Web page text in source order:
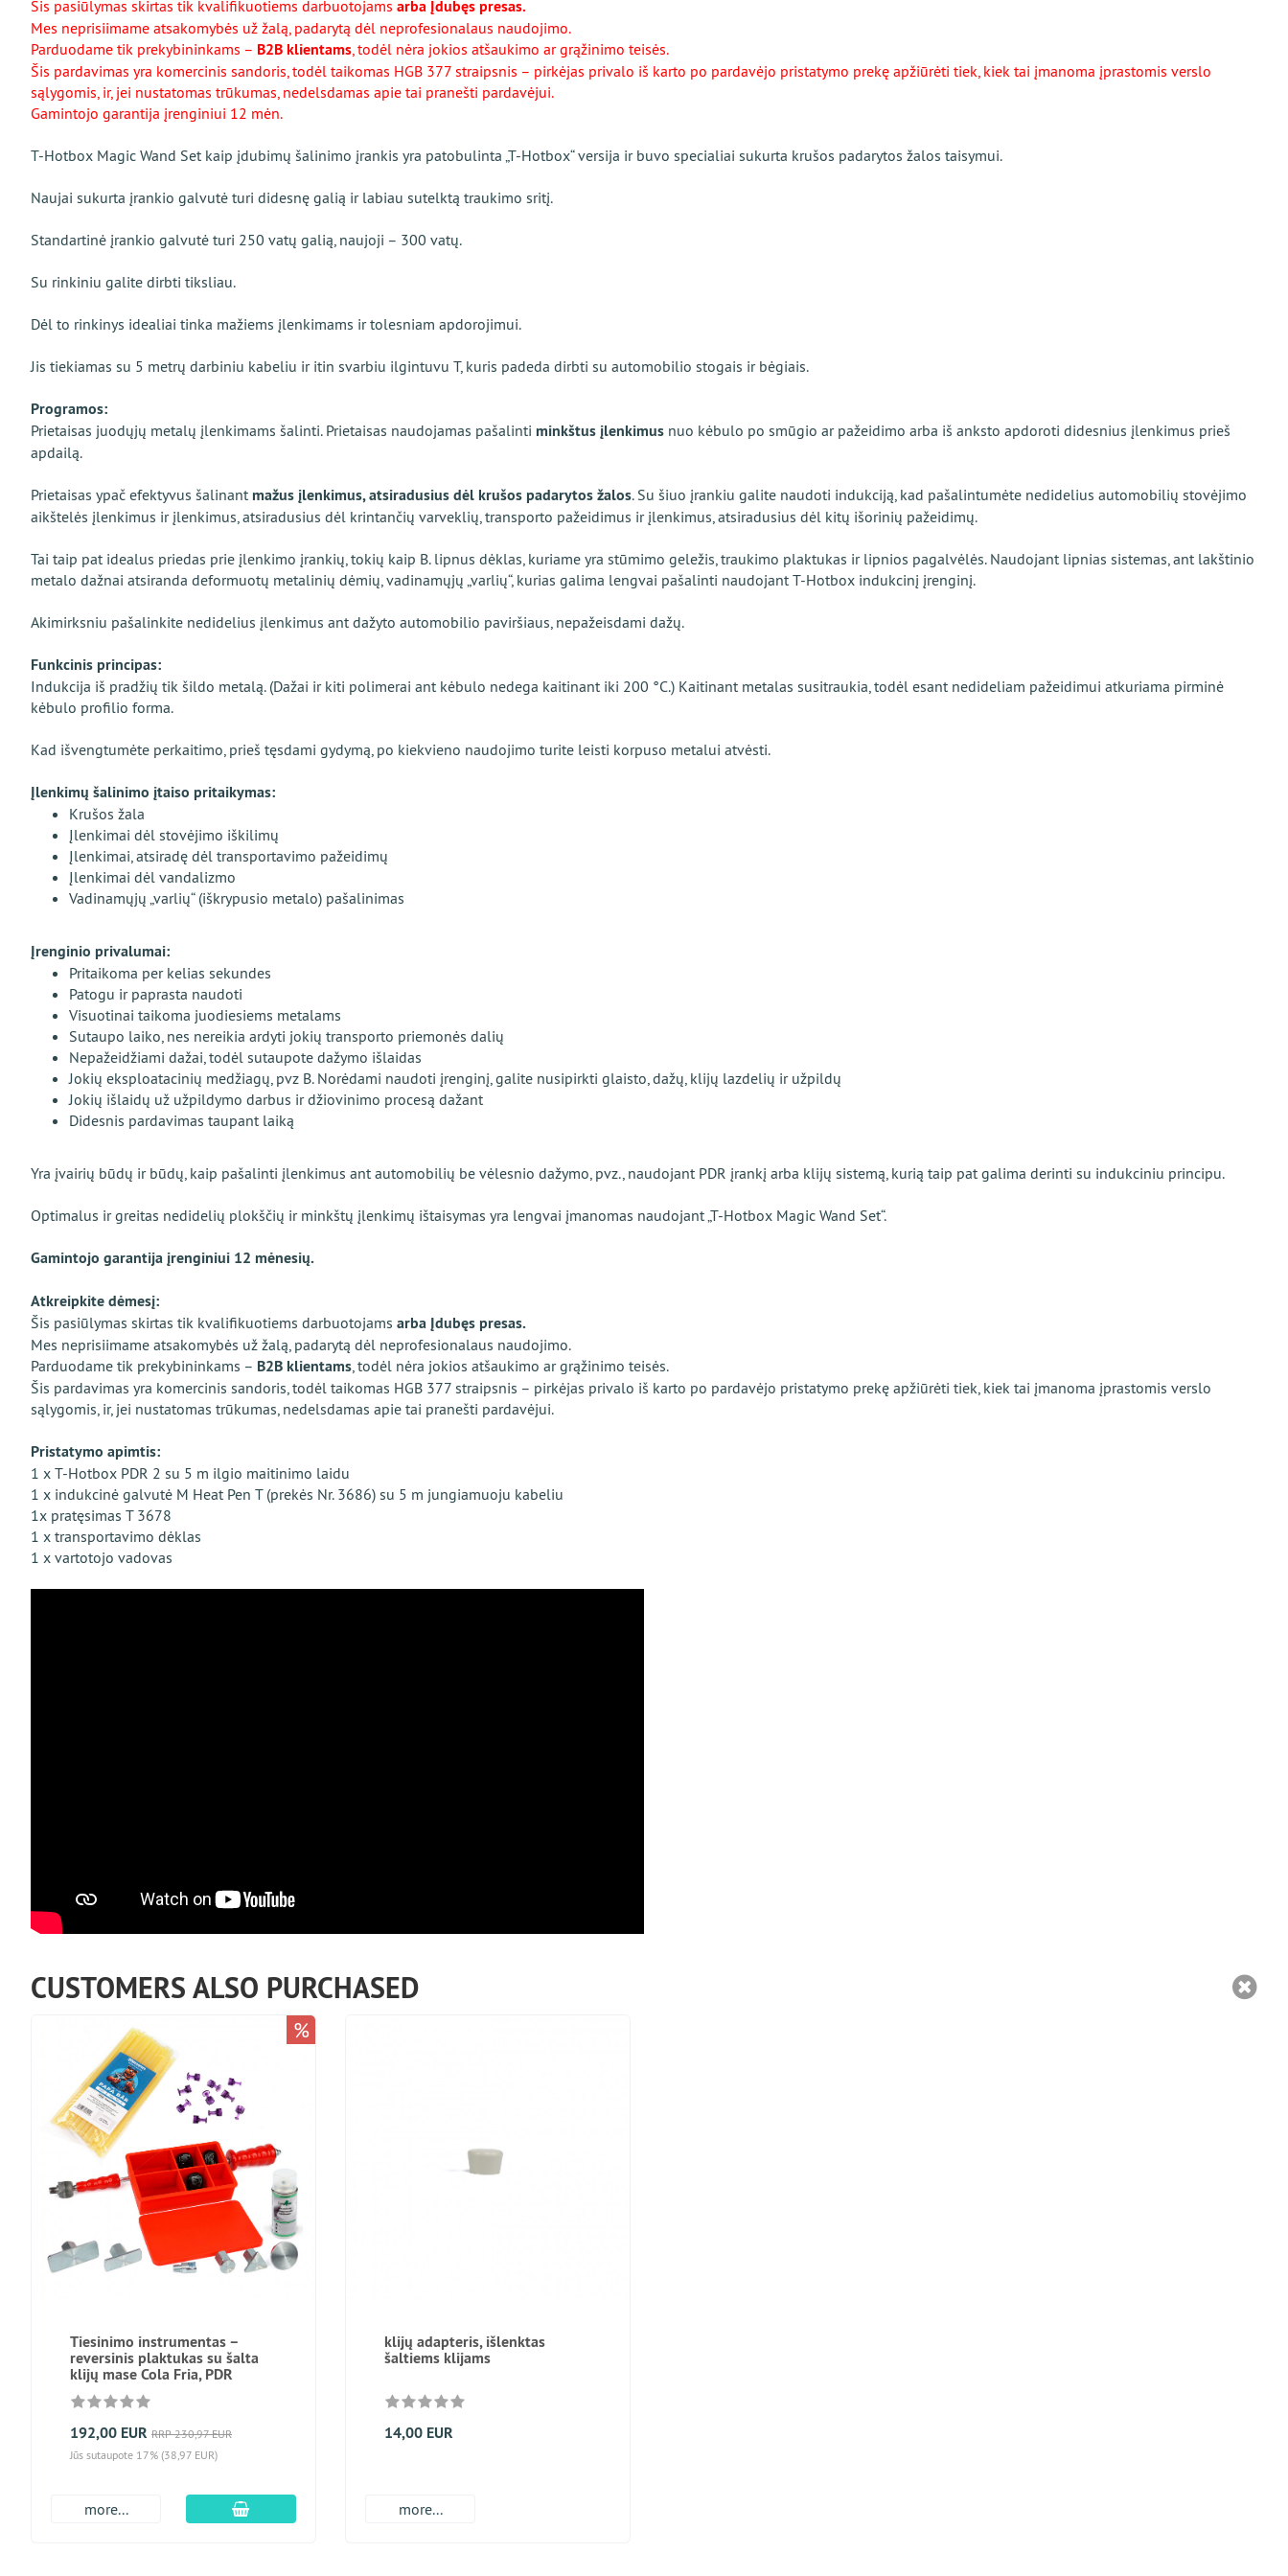
Šis pasiūlymas skirtas tik kvalifikuotiems darbuotojams arba Įdubęs presas.
Mes neprisiimame atsakomybės už žalą, padarytą dėl neprofesionalaus naudojimo.
Parduodame tik prekybininkams – B2B klientams , todėl nėra jokios atšaukimo ar grąžinimo teisės.
Šis pardavimas yra komercinis sandoris, todėl taikomas HGB 377 straipsnis – pirkėjas privalo iš karto po pardavėjo pristatymo prekę apžiūrėti tiek, kiek tai įmanoma įprastomis verslo
sąlygomis, ir, jei nustatomas trūkumas, nedelsdamas apie tai pranešti pardavėjui.
Gamintojo garantija įrenginiui 12 mėn.
T-Hotbox Magic Wand Set kaip įdubimų šalinimo įrankis yra patobulinta „T-Hotbox“ versija ir buvo specialiai sukurta krušos padarytos žalos taisymui.
Naujai sukurta įrankio galvutė turi didesnę galią ir labiau sutelktą traukimo sritį.
Standartinė įrankio galvutė turi 250 vatų galią, naujoji – 300 vatų.
Su rinkiniu galite dirbti tiksliau.
Dėl to rinkinys idealiai tinka mažiems įlenkimams ir tolesniam apdorojimui.
Jis tiekiamas su 5 metrų darbiniu kabeliu ir itin svarbiu ilgintuvu T, kuris padeda dirbti su automobilio stogais ir bėgiais.
Programos:
Prietaisas juodųjų metalų įlenkimams šalinti. Prietaisas naudojamas pašalinti minkštus įlenkimus nuo kėbulo po smūgio ar pažeidimo arba iš anksto apdoroti didesnius įlenkimus prieš
apdailą.
Prietaisas ypač efektyvus šalinant mažus įlenkimus, atsiradusius dėl krušos padarytos žalos. Su šiuo įrankiu galite naudoti indukciją, kad pašalintumėte nedidelius automobilių stovėjimo
aikštelės įlenkimus ir įlenkimus, atsiradusius dėl krintančių varveklių, transporto pažeidimus ir įlenkimus, atsiradusius dėl kitų išorinių pažeidimų.
Tai taip pat idealus priedas prie įlenkimo įrankių, tokių kaip B. lipnus dėklas, kuriame yra stūmimo geležis, traukimo plaktukas ir lipnios pagalvėlės. Naudojant lipnias sistemas, ant lakštinio
metalo dažnai atsiranda deformuotų metalinių dėmių, vadinamųjų „varlių“, kurias galima lengvai pašalinti naudojant T-Hotbox indukcinį įrenginį.
Akimirksniu pašalinkite nedidelius įlenkimus ant dažyto automobilio paviršiaus, nepažeisdami dažų.
Funkcinis principas:
Indukcija iš pradžių tik šildo metalą. (Dažai ir kiti polimerai ant kėbulo nedega kaitinant iki 200 °C.) Kaitinant metalas susitraukia, todėl esant nedideliam pažeidimui atkuriama pirminė
kėbulo profilio forma.
Kad išvengtumėte perkaitimo, prieš tęsdami gydymą, po kiekvieno naudojimo turite leisti korpuso metalui atvėsti.
Įlenkimų šalinimo įtaiso pritaikymas:
Krušos žala
Įlenkimai dėl stovėjimo iškilimų
Įlenkimai, atsiradę dėl transportavimo pažeidimų
Įlenkimai dėl vandalizmo
Vadinamųjų „varlių“ (iškrypusio metalo) pašalinimas
Įrenginio privalumai:
Pritaikoma per kelias sekundes
Patogu ir paprasta naudoti
Visuotinai taikoma juodiesiems metalams
Sutaupo laiko, nes nereikia ardyti jokių transporto priemonės dalių
Nepažeidžiami dažai, todėl sutaupote dažymo išlaidas
Jokių eksploatacinių medžiagų, pvz B. Norėdami naudoti įrenginį, galite nusipirkti glaisto, dažų, klijų lazdelių ir užpildų
Jokių išlaidų už užpildymo darbus ir džiovinimo procesą dažant
Didesnis pardavimas taupant laiką
Yra įvairių būdų ir būdų, kaip pašalinti įlenkimus ant automobilių be vėlesnio dažymo, pvz., naudojant PDR įrankį arba klijų sistemą, kurią taip pat galima derinti su indukciniu principu.
Optimalus ir greitas nedidelių plokščių ir minkštų įlenkimų ištaisymas yra lengvai įmanomas naudojant „T-Hotbox Magic Wand Set“.
Gamintojo garantija įrenginiui 12 mėnesių.
Atkreipkite dėmesį:
Šis pasiūlymas skirtas tik kvalifikuotiems darbuotojams arba Įdubęs presas.
Mes neprisiimame atsakomybės už žalą, padarytą dėl neprofesionalaus naudojimo.
Parduodame tik prekybininkams – B2B klientams , todėl nėra jokios atšaukimo ar grąžinimo teisės.
Šis pardavimas yra komercinis sandoris, todėl taikomas HGB 377 straipsnis – pirkėjas privalo iš karto po pardavėjo pristatymo prekę apžiūrėti tiek, kiek tai įmanoma įprastomis verslo
sąlygomis, ir, jei nustatomas trūkumas, nedelsdamas apie tai pranešti pardavėjui.
Pristatymo apimtis:
1 x T-Hotbox PDR 2 su 5 m ilgio maitinimo laidu
1 x indukcinė galvutė M Heat Pen T (prekės Nr. 3686) su 5 m jungiamuoju kabeliu
1x pratęsimas T 3678
1 x transportavimo dėklas
1 x vartotojo vadovas
CUSTOMERS ALSO PURCHASED
Tiesinimo instrumentas –
reversinis plaktukas su šalta
klijų mase Cola Fria, PDR
192,00 EUR RRP 230,97 EUR
Jūs sutaupote 17% (38,97 EUR)
more... Įdėti į krepšį
%
klijų adapteris, išlenktas
šaltiems klijams
14,00 EUR
more...